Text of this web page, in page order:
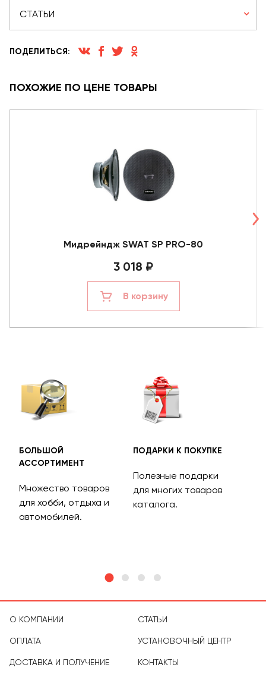
СТАТЬИ
ПОДЕЛИТЬСЯ:
ПОХОЖИЕ ПО ЦЕНЕ ТОВАРЫ
Мидрейндж SWAT SP PRO-80
3 018 ₽
В корзину
БОЛЬШОЙ
АССОРТИМЕНТ
Множество товаров
для хобби, отдыха и
автомобилей.
ПОДАРКИ К ПОКУПКЕ
Полезные подарки
для многих товаров
каталога.
О КОМПАНИИ
ОПЛАТА
ДОСТАВКА И ПОЛУЧЕНИЕ
СТАТЬИ
УСТАНОВОЧНЫЙ ЦЕНТР
КОНТАКТЫ